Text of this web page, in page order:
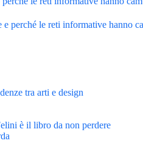
perché le reti informative hanno
tra arti e design
è il libro da non perdere